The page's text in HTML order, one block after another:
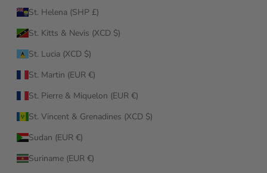
St. Helena (SHP £)
St. Kitts & Nevis (XCD $)
St. Lucia (XCD $)
St. Martin (EUR €)
St. Pierre & Miquelon (EUR €)
St. Vincent & Grenadines (XCD $)
Sudan (EUR €)
Suriname (EUR €)